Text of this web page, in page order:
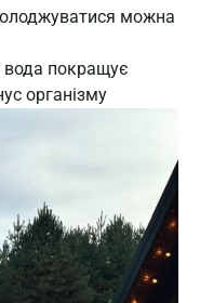
можна
вода покращує
організму